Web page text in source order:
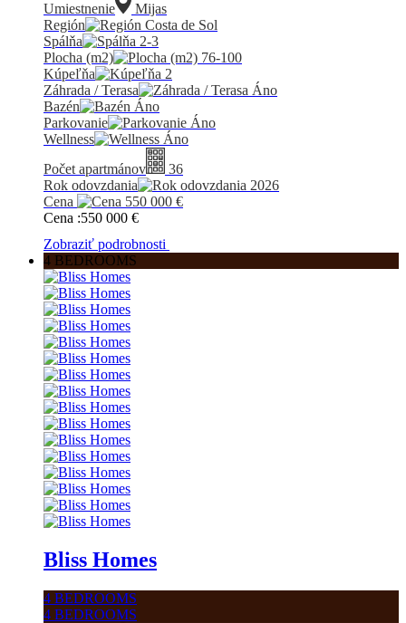
Umiestnenie
Mijas
Región
Costa de Sol
Spálňa
2-3
Plocha (m2)
76-100
Kúpeľňa
2
Záhrada / Terasa
Áno
Bazén
Áno
Parkovanie
Áno
Wellness
Áno
Počet apartmánov
36
Rok odovzdania
2026
Cena
550 000 €
Cena :550 000 €
Zobraziť podrobnosti
4 BEDROOMS
Bliss Homes
4 BEDROOMS
4 BEDROOMS